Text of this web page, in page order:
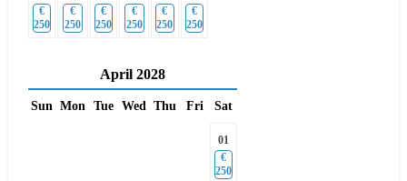
€
250
€
250
€
250
€
250
€
250
€
250
April 2028
Sun Mon Tue Wed Thu Fri Sat
01
€
250